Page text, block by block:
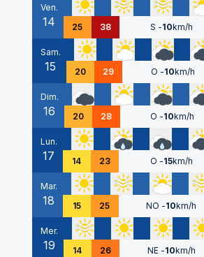
Ven.
14 25 38 S -10km/h
Sam.
15 20 29 O -10km/h
Dim.
16 20 28 O -10km/h
Lun.
17 14 23 O -15km/h
Mar.
18 15 25 NO -10km/h
Mer.
19 14 26 NE -10km/h